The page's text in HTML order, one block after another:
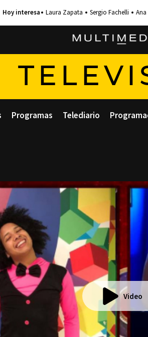
Laura Zapata Sergio Fachelli Ana
Programas Telediario
Video